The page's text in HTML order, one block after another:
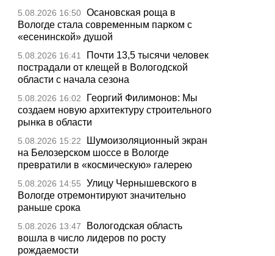
5.08.2026 16:50 Осановская роща в
Вологде стала современным парком с
«есенинской» душой
5.08.2026 16:41
Почти 13,5 тысячи человек
пострадали от клещей в Вологодской
области с начала сезона
5.08.2026 16:02
Георгий Филимонов: Мы
создаем новую архитектуру строительного
рынка в области
5.08.2026 15:22
Шумоизоляционный экран
на Белозерском шоссе в Вологде
превратили в «космическую» галерею
5.08.2026 14:55
Улицу Чернышевского в
Вологде отремонтируют значительно
раньше срока
5.08.2026 13:47
Вологодская область
вошла в число лидеров по росту
рождаемости